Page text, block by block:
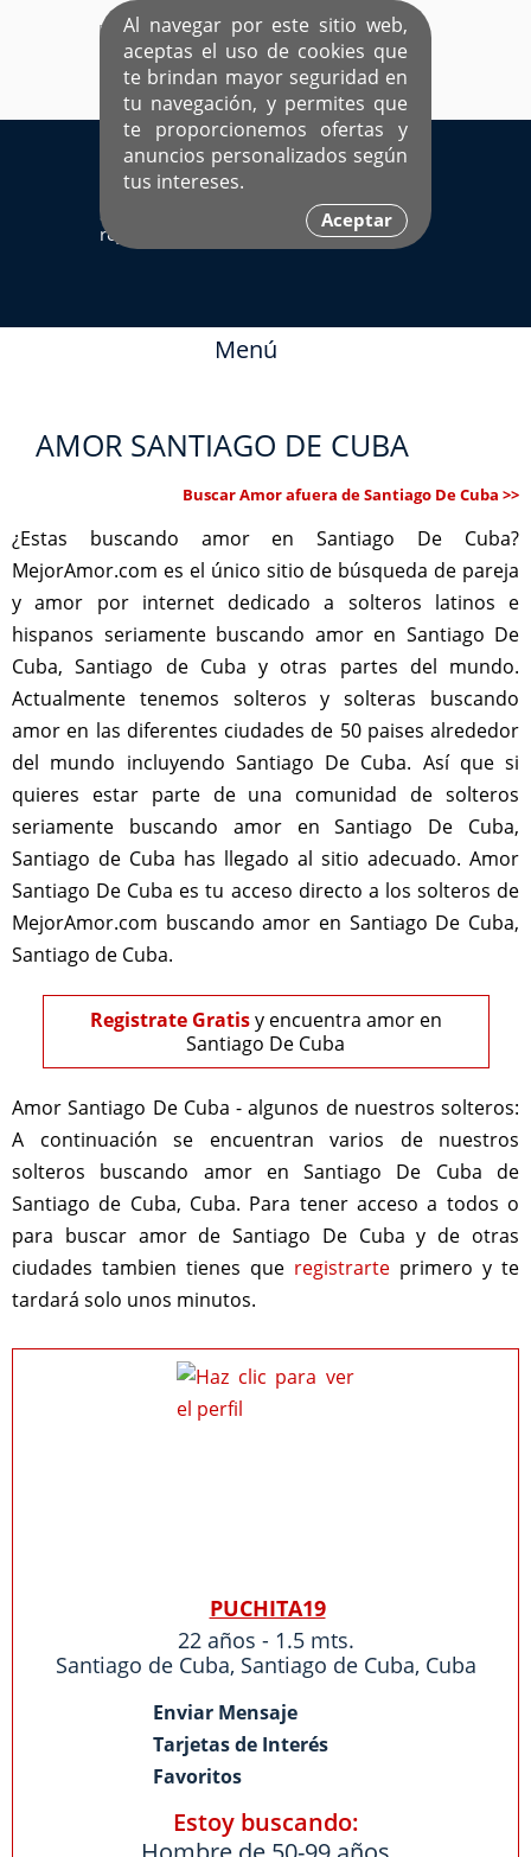
Al navegar por este sitio web,
aceptas el uso de cookies que
te brindan mayor seguridad en
tu navegación, y permites que
te proporcionemos ofertas y
anuncios personalizados según
tus intereses.
Aceptar
EL ÚNICO SITIO DEDICADO A SOLTEROS
HISPANOS COMO TÚ
Ingresa aquí
Sí ya estás
registrado
Menú
AMOR SANTIAGO DE CUBA
Buscar Amor afuera de Santiago De Cuba >>
¿Estas buscando amor en Santiago De Cuba?
MejorAmor.com es el único sitio de búsqueda de pareja
y amor por internet dedicado a solteros latinos e
hispanos seriamente buscando amor en Santiago De
Cuba, Santiago de Cuba y otras partes del mundo.
Actualmente tenemos solteros y solteras buscando
amor en las diferentes ciudades de 50 paises alrededor
del mundo incluyendo Santiago De Cuba. Así que si
quieres estar parte de una comunidad de solteros
seriamente buscando amor en Santiago De Cuba,
Santiago de Cuba has llegado al sitio adecuado. Amor
Santiago De Cuba es tu acceso directo a los solteros de
MejorAmor.com buscando amor en Santiago De Cuba,
Santiago de Cuba.
Registrate Gratisy encuentra amor en
Santiago De Cuba
Amor Santiago De Cuba - algunos de nuestros solteros:
A continuación se encuentran varios de nuestros
solteros buscando amor en Santiago De Cuba de
Santiago de Cuba, Cuba. Para tener acceso a todos o
para buscar amor de Santiago De Cuba y de otras
ciudades tambien tienes que registrarte primero y te
tardará solo unos minutos.
PUCHITA19
22 años - 1.5 mts.
Santiago de Cuba, Santiago de Cuba, Cuba
Enviar Mensaje
Tarjetas de Interés
Favoritos
Estoy buscando: